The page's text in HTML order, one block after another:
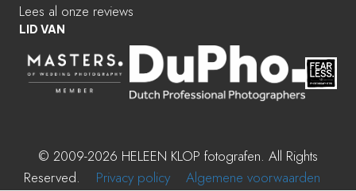
Lees al onze reviews
LID VAN
© 2009-2026 HELEEN KLOP fotografen. All Rights
Reserved. Privacy policy
Algemene voorwaarden